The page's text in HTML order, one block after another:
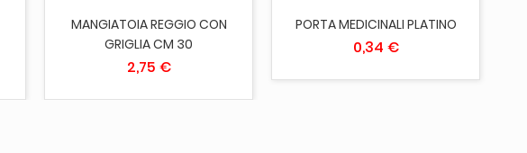
MANGIATOIA REGGIO CON
GRIGLIA CM 30
2,75 €
PORTA MEDICINALI PLATINO
0,34 €